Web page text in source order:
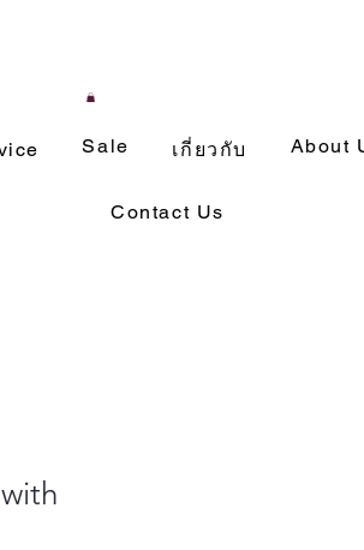
Sale เกี่ยวกับ About
Contact Us